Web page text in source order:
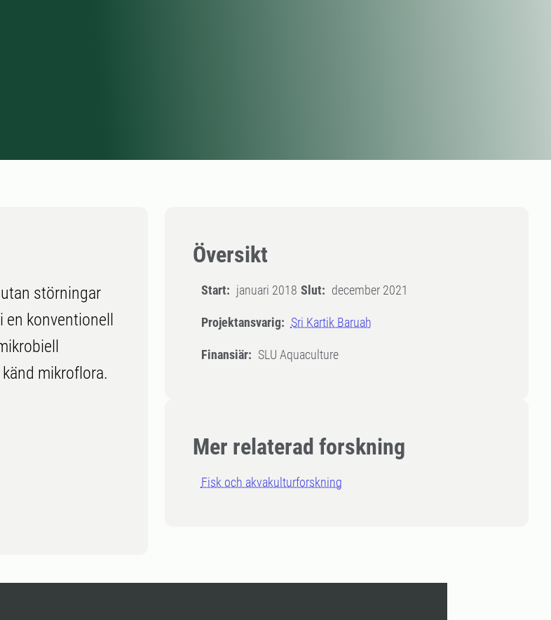
Översikt
Start: januari 2018 Slut: december 2021
Projektansvarig: Sri Kartik Baruah
Finansiär: SLU Aquaculture
Mer relaterad forskning
Fisk och akvakulturforskning
störningar
konventionell
mikroflora.